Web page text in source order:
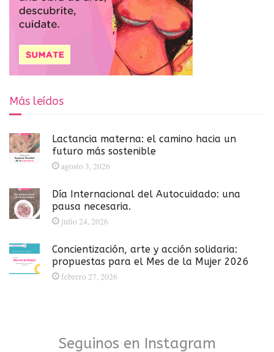
Más leídos
Lactancia materna: el camino hacia un
futuro más sostenible
agosto 3, 2026
Día Internacional del Autocuidado: una
pausa necesaria.
julio 24, 2026
Concientización, arte y acción solidaria:
propuestas para el Mes de la Mujer 2026
febrero 27, 2026
Seguinos en Instagram